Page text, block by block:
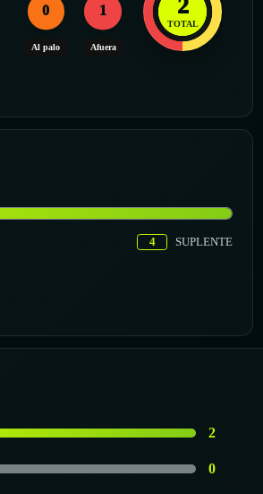
0
Al palo
1
Afuera
2
TOTAL
4 SUPLENTE
2
0